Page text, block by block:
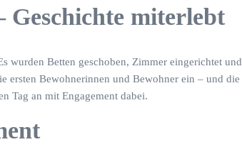
Geschichte miterlebt
wurden Betten geschoben, Zimmer eingerichtet und
ersten Bewohnerinnen und Bewohner ein – und die
Tag an mit Engagement dabei.